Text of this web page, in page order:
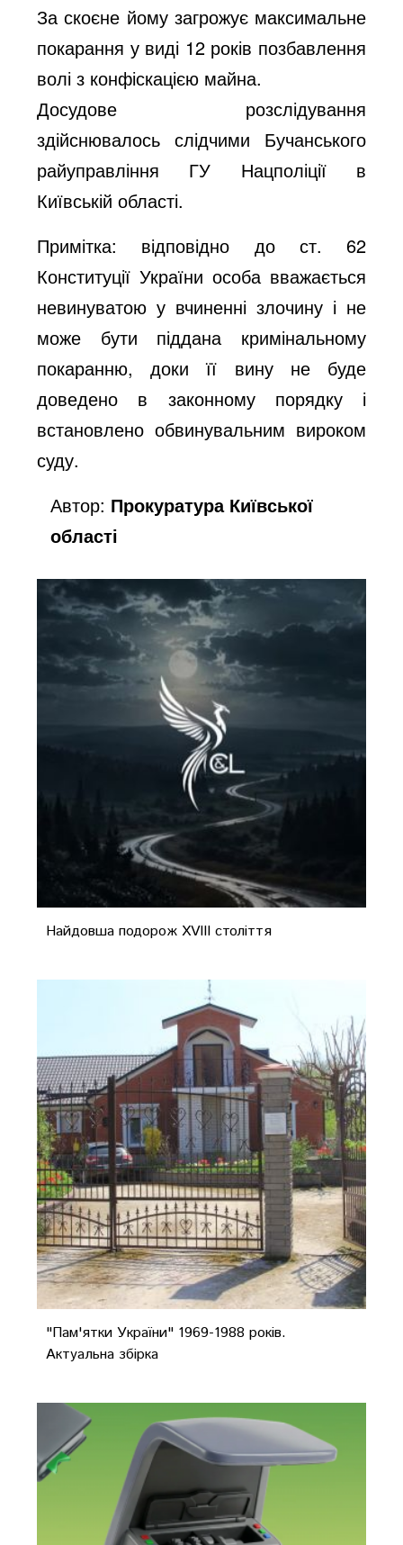
За скоєне йому загрожує максимальне
покарання у виді 12 років позбавлення
волі з конфіскацією майна.
Досудове розслідування
здійснювалось слідчими Бучанського
райуправління ГУ Нацполіції в
Київській області.
Примітка: відповідно до ст. 62
Конституції України особа вважається
невинуватою у вчиненні злочину і не
може бути піддана кримінальному
покаранню, доки її вину не буде
доведено в законному порядку і
встановлено обвинувальним вироком
суду.
Автор: Прокуратура Київської
області
Найдовша подорож XVIII століття
"Пам'ятки України" 1969-1988 років.
Актуальна збірка